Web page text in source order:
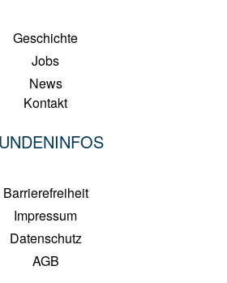
Geschichte
Jobs
News
Kontakt
Barrierefreiheit
Impressum
Datenschutz
AGB